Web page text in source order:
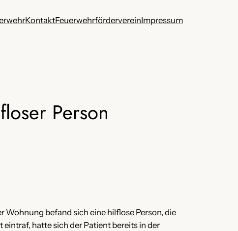
KontaktFeuerwehrfördervereinImpressum
Person
Wohnung befand sich eine hilflose Person, die
hatte sich der Patient bereits in der